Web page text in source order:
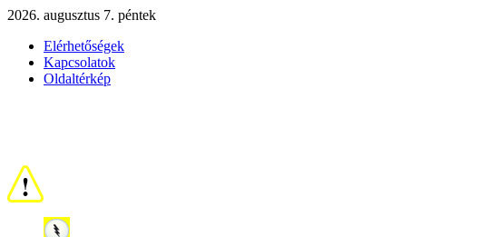
2026. augusztus 7. péntek
Elérhetőségek
Kapcsolatok
Oldaltérkép